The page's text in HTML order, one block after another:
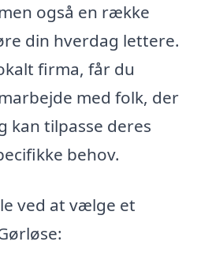
også en række
din hverdag lettere.
firma, får du
med folk, der
kan tilpasse deres
behov.
ved at vælge et